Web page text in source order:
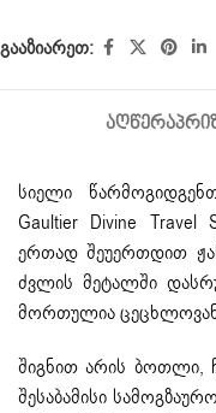
გააზიარეთ:
ᲐᲦᲬᲔᲠᲐ
სიელი
Gaultier Divine Travel
ერთად შეუერთდით
ძვლის მეტალში
მორთულია
შიგნით არის ბოთლი,
შესაბამისი